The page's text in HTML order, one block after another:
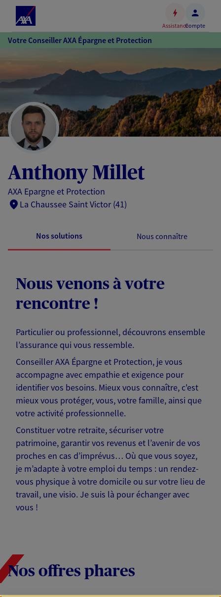
Accéder
au
Accéder
pied
de
page
AssistanceCompte
Votre Conseiller AXA Épargne et Protection
Anthony Millet
AXA Epargne et Protection
La Chaussee Saint Victor (41)
Nos solutions Nous connaître
Nous venons à votre
rencontre !
Particulier ou professionnel, découvrons ensemble
l’assurance qui vous ressemble.
Conseiller AXA Épargne et Protection, je vous
accompagne avec empathie et exigence pour
identifier vos besoins. Mieux vous connaître, c'est
mieux vous protéger, vous, votre famille, ainsi que
votre activité professionnelle.
Constituer votre retraite, sécuriser votre
patrimoine, garantir vos revenus et l’avenir de vos
proches en cas d’imprévus… Où que vous soyez,
je m’adapte à votre emploi du temps : un rendez-
vous physique à votre domicile ou sur votre lieu de
travail, une visio. Je suis là pour échanger avec
vous !
Nos offres phares